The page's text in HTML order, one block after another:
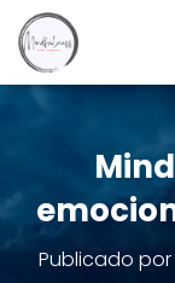
Publicado por